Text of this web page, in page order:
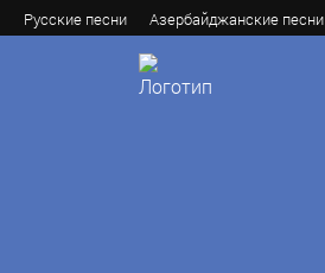
Русские песни Азербайджанские песни